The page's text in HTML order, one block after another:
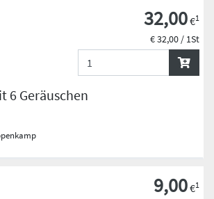
6 Geräuschen
32,00€1
€ 32,00 / 1St
9,00€1